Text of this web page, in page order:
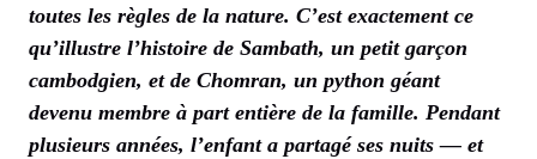
toutes les règles de la nature. C’est exactement ce
qu’illustre l’histoire de Sambath, un petit garçon
cambodgien, et de Chomran, un python géant
devenu membre à part entière de la famille. Pendant
plusieurs années, l’enfant a partagé ses nuits — et